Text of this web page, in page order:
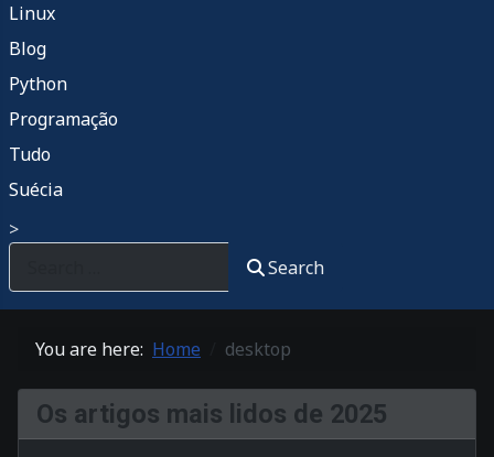
Linux
Blog
Python
Programação
Tudo
Suécia
>
Search
You are here: Home desktop
Os artigos mais lidos de 2025